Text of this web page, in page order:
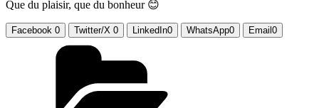
Que du plaisir, que du bonheur 😊
Facebook 0 Twitter/X 0 LinkedIn0 WhatsApp0 Email 0